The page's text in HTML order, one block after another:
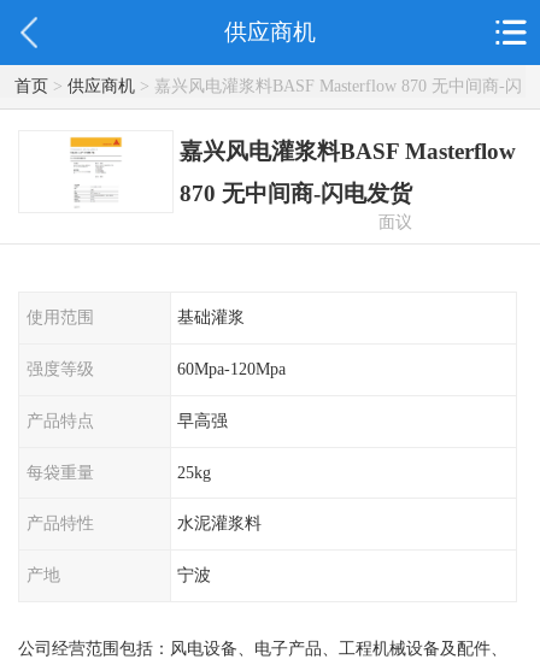
供应商机
首页> 供应商机> 嘉兴风电灌浆料BASF Masterflow 870 无中间商-闪
电发货
嘉兴风电灌浆料BASF Masterflow
870 无中间商-闪电发货
面议
使用范围 基础灌浆
强度等级 60Mpa-120Mpa
产品特点 早高强
每袋重量 25kg
产品特性 水泥灌浆料
产地 宁波
公司经营范围包括：风电设备、电子产品、工程机械设备及配件、